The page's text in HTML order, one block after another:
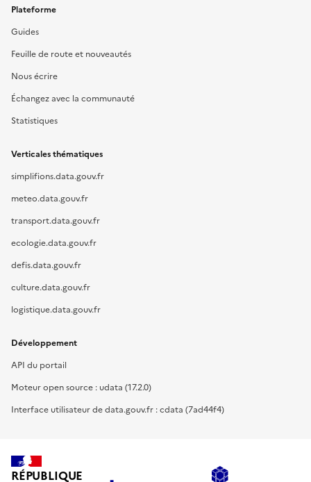
Plateforme
Guides
Feuille de route et nouveautés
Nous écrire
Échangez avec la communauté
Statistiques
Verticales thématiques
simplifions.data.gouv.fr
meteo.data.gouv.fr
transport.data.gouv.fr
ecologie.data.gouv.fr
defis.data.gouv.fr
culture.data.gouv.fr
logistique.data.gouv.fr
Développement
API du portail
Moteur open source : udata (17.2.0)
Interface utilisateur de data.gouv.fr : cdata (7ad44f4)
RÉPUBLIQUE